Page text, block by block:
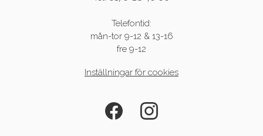
Telefontid:
mån-tor 9-12 & 13-16
fre 9-12
Inställningar för cookies